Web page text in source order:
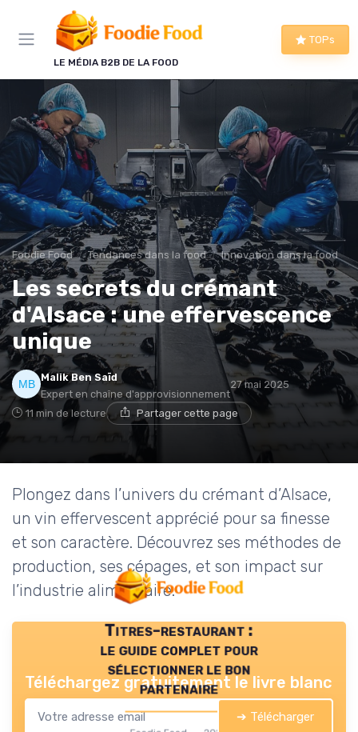
LE MÉDIA B2B DE LA FOOD
TOPs
Foodie Food Tendances dans la food Innovation dans la food
Les secrets du crémant
d'Alsace : une effervescence
unique
Malik Ben Saïd
Expert en chaîne d'approvisionnement
27 mai 2025
11 min de lecture Partager cette page
Plongez dans l’univers du crémant d’Alsace,
un vin effervescent apprécié pour sa finesse
et son caractère. Découvrez ses méthodes de
production, ses cépages, et son impact sur
l’industrie alimentaire.
Titres-restaurant :
le guide complet pour
sélectionner le bon
partenaire
Téléchargez gratuitement le livre blanc
➔ Télécharger
Panneau de gestion des cookies